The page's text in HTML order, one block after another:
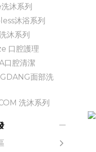
沐系列
沐浴系列
沐系列
口腔護理
口腔清潔
面部洗
洗沐系列